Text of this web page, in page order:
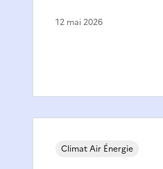
12 mai 2026
Climat Air Énergie